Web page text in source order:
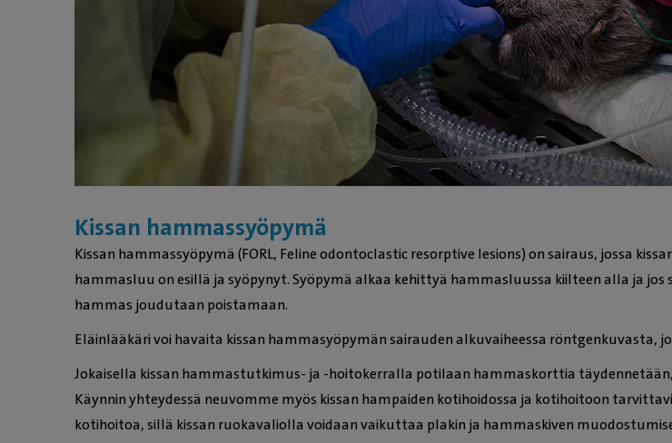
Kissan hammassyöpymä
Kissan hammassyöpymä (FORL, Feline odontoclastic resorptive lesions) on sairaus, jossa
hammasluu on esillä ja syöpynyt. Syöpymä alkaa kehittyä hammasluussa kiilteen alla ja jos
hammas joudutaan poistamaan.
Eläinlääkäri voi havaita kissan hammasyöpymän sairauden alkuvaiheessa röntgenkuvasta,
Jokaisella kissan hammastutkimus- ja -hoitokerralla potilaan hammaskorttia
Käynnin yhteydessä neuvomme myös kissan hampaiden kotihoidossa ja kotihoitoon
kotihoitoa, sillä kissan ruokavaliolla voidaan vaikuttaa plakin ja hammaskiven